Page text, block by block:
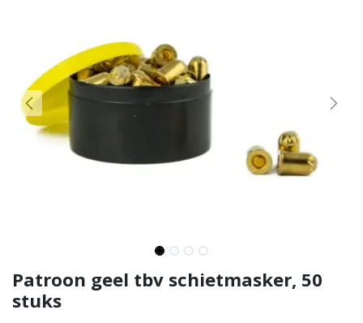
Patroon geel tbv schietmasker, 50
stuks